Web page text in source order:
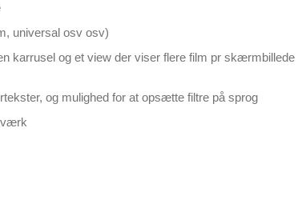
universal osv osv)
karrusel og et view der viser flere film pr skærmbillede
og mulighed for at opsætte filtre på sprog